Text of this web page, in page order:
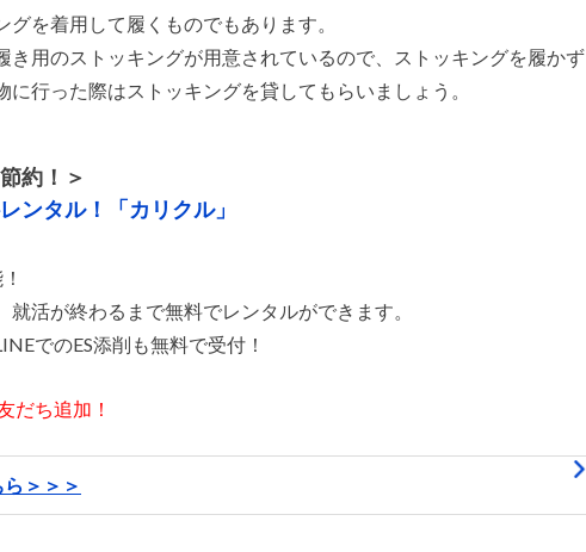
を着用して履くものでもあります。
き用のストッキングが用意されているので、ストッキングを履かず
行った際はストッキングを貸してもらいましょう。
約！＞
ンタル！「カリクル」
活が終わるまで無料でレンタルができます。
でのES添削も無料で受付！
だち追加！
＞＞＞